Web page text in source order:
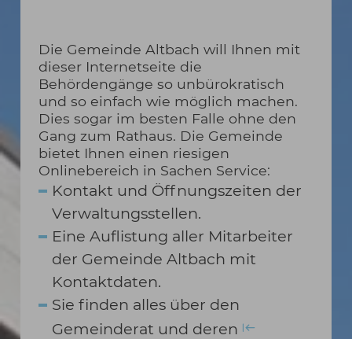
Die Gemeinde Altbach will Ihnen mit
dieser Internetseite die
Behördengänge so unbürokratisch
und so einfach wie möglich machen.
Dies sogar im besten Falle ohne den
Gang zum Rathaus. Die Gemeinde
bietet Ihnen einen riesigen
Onlinebereich in Sachen Service:
Kontakt und Öffnungszeiten der
Verwaltungsstellen.
Eine Auflistung aller Mitarbeiter
der Gemeinde Altbach mit
Kontaktdaten.
Sie finden alles über den
Gemeinderat und deren